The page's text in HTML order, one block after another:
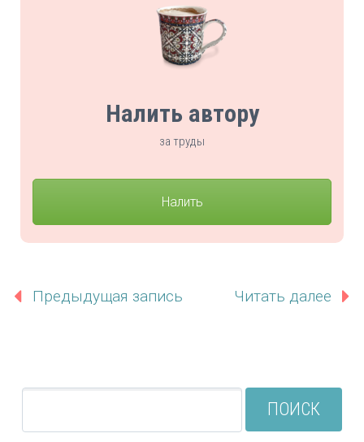
Налить автору
за труды
Налить
Предыдущая запись Читать далее
ПОИСК